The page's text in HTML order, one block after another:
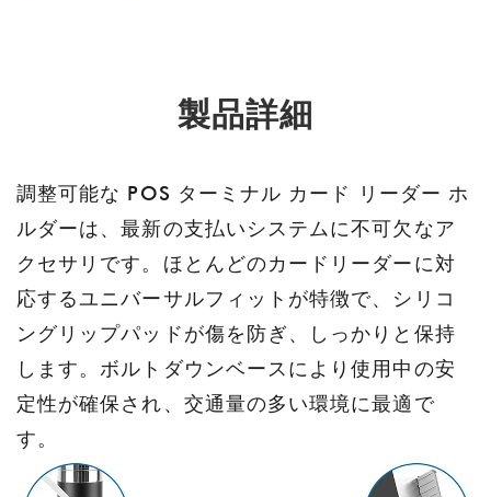
製品詳細
調整可能な POS ターミナル カード リーダー ホ
ルダーは、最新の支払いシステムに不可欠なア
クセサリです。ほとんどのカードリーダーに対
応するユニバーサルフィットが特徴で、シリコ
ングリップパッドが傷を防ぎ、しっかりと保持
します。ボルトダウンベースにより使用中の安
定性が確保され、交通量の多い環境に最適で
す。